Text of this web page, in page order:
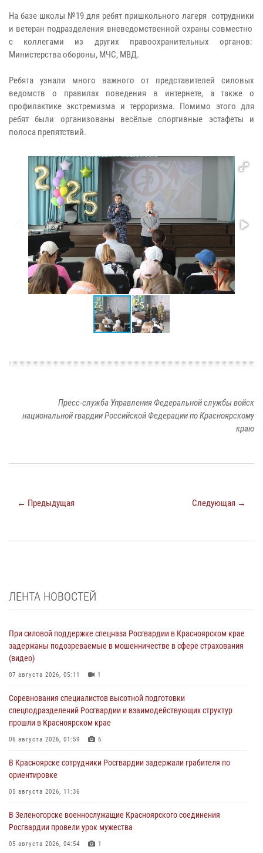
На базе школы №19 для ребят пришкольного лагеря сотрудники
и ветеран подразделения вневедомственной охраны совместно
с коллегами из других правоохранительных органов:
Министерства обороны, МЧС, МВД.
Ребята узнали много важного от представителей силовых
ведомств о правилах поведения в интернете, а также о
профилактике экстремизма и терроризма. Помимо этого для
ребят были организованы весёлые спортивные эстафеты и
полоса препятствий.
Пресс-служба Управления Федеральной службы войск
национальной гвардии Российской Федерации по Красноярскому
краю
← Предыдущая Следующая →
ЛЕНТА НОВОСТЕЙ
При силовой поддержке спецназа Росгвардии в Красноярском крае
задержаны подозреваемые в мошенничестве в сфере страхования
(видео)
07 августа 2026, 05:11 1
Соревнования специалистов высотной подготовки
спецподразделений Росгвардии и взаимодействующих структур
прошли в Красноярском крае
06 августа 2026, 01:59 6
В Красноярске сотрудники Росгвардии задержали грабителя по
ориентировке
05 августа 2026, 11:36
В Зеленогорске военнослужащие Красноярского соединения
Росгвардии провели урок мужества
05 августа 2026, 04:54 1